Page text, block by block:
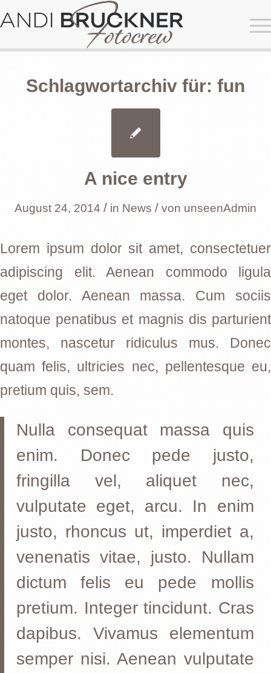
Schlagwortarchiv für: fun
A nice entry
August 24, 2014 / in News / von unseenAdmin
Lorem ipsum dolor sit amet, consectetuer
adipiscing elit. Aenean commodo ligula
eget dolor. Aenean massa. Cum sociis
natoque penatibus et magnis dis parturient
montes, nascetur ridiculus mus. Donec
quam felis, ultricies nec, pellentesque eu,
pretium quis, sem.
Nulla consequat massa quis
enim. Donec pede justo,
fringilla vel, aliquet nec,
vulputate eget, arcu. In enim
justo, rhoncus ut, imperdiet a,
venenatis vitae, justo. Nullam
dictum felis eu pede mollis
pretium. Integer tincidunt. Cras
dapibus. Vivamus elementum
semper nisi. Aenean vulputate